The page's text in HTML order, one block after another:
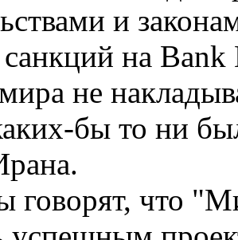
и
на
не
бы то ни
говорят, что